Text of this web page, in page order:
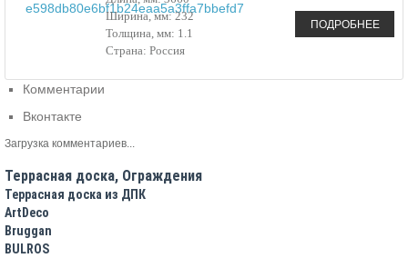
Ширина, мм: 232
Толщина, мм: 1.1
Страна: Россия
ПОДРОБНЕЕ
Комментарии
Вконтакте
Загрузка комментариев...
Террасная доска, Ограждения
Террасная доска из ДПК
ArtDeco
Bruggan
BULROS